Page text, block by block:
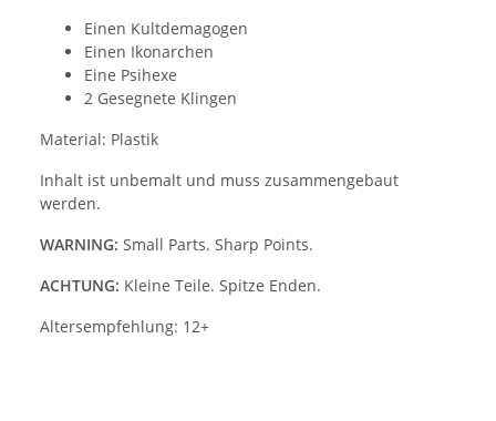
Einen Kultdemagogen
Einen Ikonarchen
Eine Psihexe
2 Gesegnete Klingen
Material: Plastik
Inhalt ist unbemalt und muss zusammengebaut
werden.
WARNING: Small Parts. Sharp Points.
ACHTUNG: Kleine Teile. Spitze Enden.
Altersempfehlung: 12+